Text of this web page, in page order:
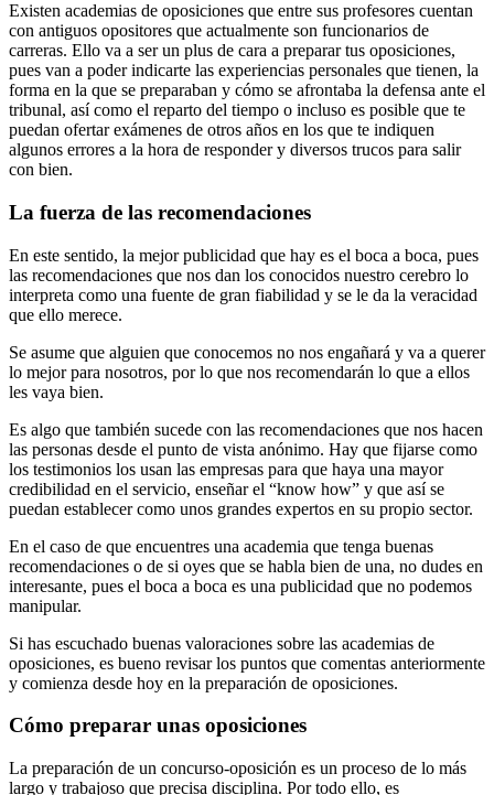
Existen academias de oposiciones que entre sus profesores cuentan
con antiguos opositores que actualmente son funcionarios de
carreras. Ello va a ser un plus de cara a preparar tus oposiciones,
pues van a poder indicarte las experiencias personales que tienen, la
forma en la que se preparaban y cómo se afrontaba la defensa ante el
tribunal, así como el reparto del tiempo o incluso es posible que te
puedan ofertar exámenes de otros años en los que te indiquen
algunos errores a la hora de responder y diversos trucos para salir
con bien.
La fuerza de las recomendaciones
En este sentido, la mejor publicidad que hay es el boca a boca, pues
las recomendaciones que nos dan los conocidos nuestro cerebro lo
interpreta como una fuente de gran fiabilidad y se le da la veracidad
que ello merece.
Se asume que alguien que conocemos no nos engañará y va a querer
lo mejor para nosotros, por lo que nos recomendarán lo que a ellos
les vaya bien.
Es algo que también sucede con las recomendaciones que nos hacen
las personas desde el punto de vista anónimo. Hay que fijarse como
los testimonios los usan las empresas para que haya una mayor
credibilidad en el servicio, enseñar el “know how” y que así se
puedan establecer como unos grandes expertos en su propio sector.
En el caso de que encuentres una academia que tenga buenas
recomendaciones o de si oyes que se habla bien de una, no dudes en
interesante, pues el boca a boca es una publicidad que no podemos
manipular.
Si has escuchado buenas valoraciones sobre las academias de
oposiciones, es bueno revisar los puntos que comentas anteriormente
y comienza desde hoy en la preparación de oposiciones.
Cómo preparar unas oposiciones
La preparación de un concurso-oposición es un proceso de lo más
largo y trabajoso que precisa disciplina. Por todo ello, es